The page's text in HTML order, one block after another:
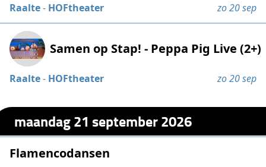
Raalte- HOFtheater zo 20 sep
Samen op Stap! - Peppa Pig Live (2+)
Raalte- HOFtheater zo 20 sep
maandag 21 september 2026
Flamencodansen